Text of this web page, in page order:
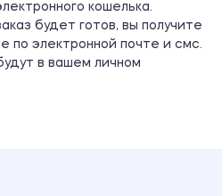
кошелька.
будет готов, вы получите
по электронной почте и смс.
в вашем личном